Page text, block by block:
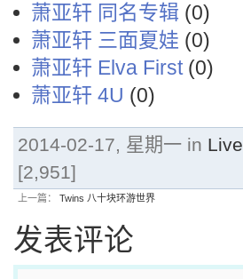
萧亚轩 同名专辑 (0)
萧亚轩 三面夏娃 (0)
萧亚轩 Elva First(0)
萧亚轩 4U (0)
2014-02-17, 星期一 in Live
[2,951]
上一篇： Twins 八十块环游世界
发表评论